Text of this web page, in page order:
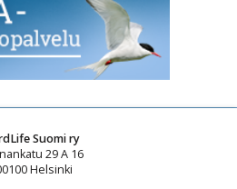
Suomi ry
29 A 16
Helsinki